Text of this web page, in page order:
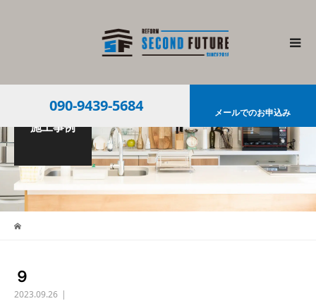
090-9439-5684 メールでのお申込み
施工事例
９
2023.09.26